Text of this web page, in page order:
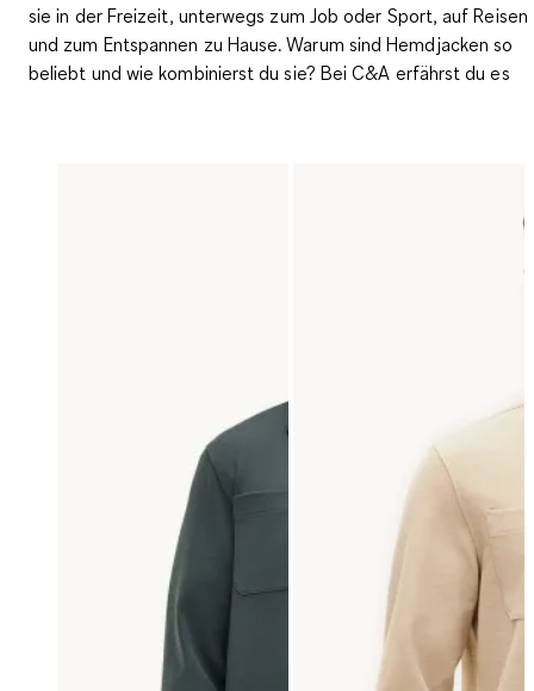
sie in der Freizeit, unterwegs zum Job oder Sport, auf Reisen
und zum Entspannen zu Hause. Warum sind Hemdjacken so
beliebt und wie kombinierst du sie? Bei C&A erfährst du es